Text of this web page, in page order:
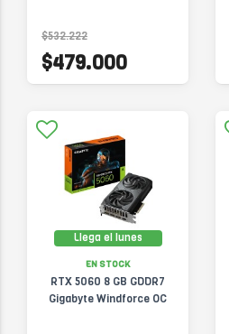
$532.222
$479.000
Llega el lunes
EN STOCK
RTX 5060 8 GB GDDR7
Gigabyte Windforce OC